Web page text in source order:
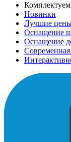
Новинки
Лучшие
Оснащение
Оснащение